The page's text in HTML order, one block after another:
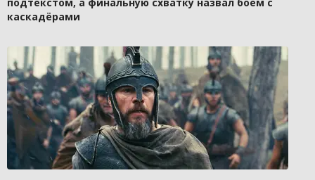
подтекстом, а финальную схватку назвал боем с
каскадёрами